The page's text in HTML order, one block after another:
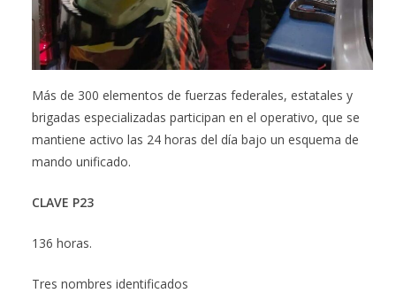
Más de 300 elementos de fuerzas federales, estatales y
brigadas especializadas participan en el operativo, que se
mantiene activo las 24 horas del día bajo un esquema de
mando unificado.
CLAVE P23
136 horas.
Tres nombres identificados